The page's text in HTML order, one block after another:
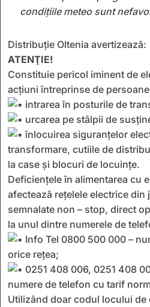
condițiile meteo sunt
Distribuţie Oltenia avertizează:
ATENŢIE!
Constituie pericol iminent de
acţiuni întreprinse de
intrarea în posturile de
urcarea pe stâlpii de
înlocuirea siguranţelor
transformare, cutiile de
la case şi blocuri de locuinţe.
Deficiențele în alimentarea cu
afectează rețelele electrice din
semnalate non – stop, direct
la unul dintre numerele de
Info Tel 0800 500 000 –
orice rețea;
0251 408 006, 0251 408
numere de telefon cu tarif
Utilizând doar codul locului